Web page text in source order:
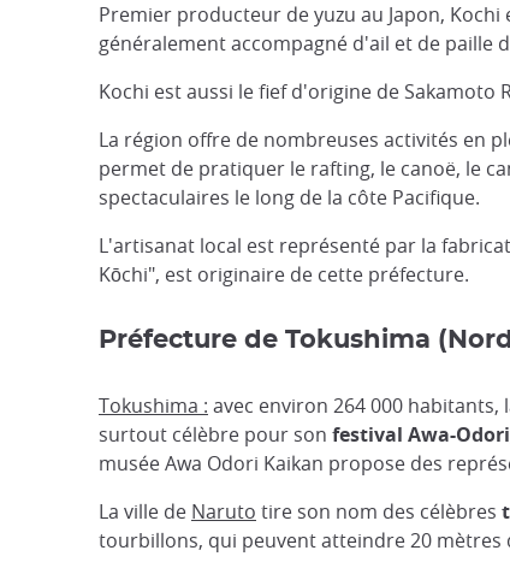
Premier producteur de yuzu au Japon,
généralement accompagné d'ail et de paille
Kochi est aussi le fief d'origine de Sakamoto
La région offre de nombreuses activités en
permet de pratiquer le rafting, le canoë, le
spectaculaires le long de la côte Pacifique.
L'artisanat local est représenté par la
Kōchi", est originaire de cette préfecture.
Préfecture de Tokushima
Tokushima : avec environ 264 000
surtout célèbre pour son festival Awa-Odori
musée Awa Odori Kaikan propose des
La ville de Naruto tire son nom des célèbres
tourbillons, qui peuvent atteindre 20 mètres